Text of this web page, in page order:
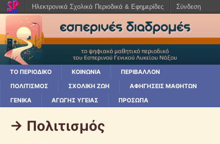
ΤΟ ΠΕΡΙΟΔΙΚΌ ΚΟΙΝΩΝΊΑ
ΠΕΡΙΒΆΛΛΟΝ
ΠΟΛΙΤΙΣΜΌΣ
ΣΧΟΛΙΚΉ ΖΩΉ
ΑΦΗΓΉΣΕΙΣ ΜΑΘΗΤΏΝ
ΓΕΝΙΚΆ
ΑΓΩΓΉΣ ΥΓΕΊΑΣ ΠΡΌΣΩΠΑ
-> Πολιτισμός
Ηλεκτρονικά Σχολικά Περιοδικά & Εφημερίδες Σύνδεση